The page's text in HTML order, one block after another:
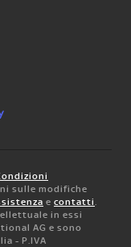
sulle modifiche
e contatti.
in essi
AG e sono
- P.IVA